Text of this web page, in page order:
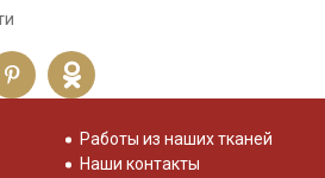
Работы из наших тканей
Наши контакты